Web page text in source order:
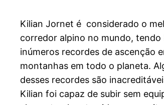
Kilian Jornet é considerado o
corredor alpino no mundo, tendo
inúmeros recordes de ascenção
montanhas em todo o planeta.
desses recordes são
Kilian foi capaz de subir sem